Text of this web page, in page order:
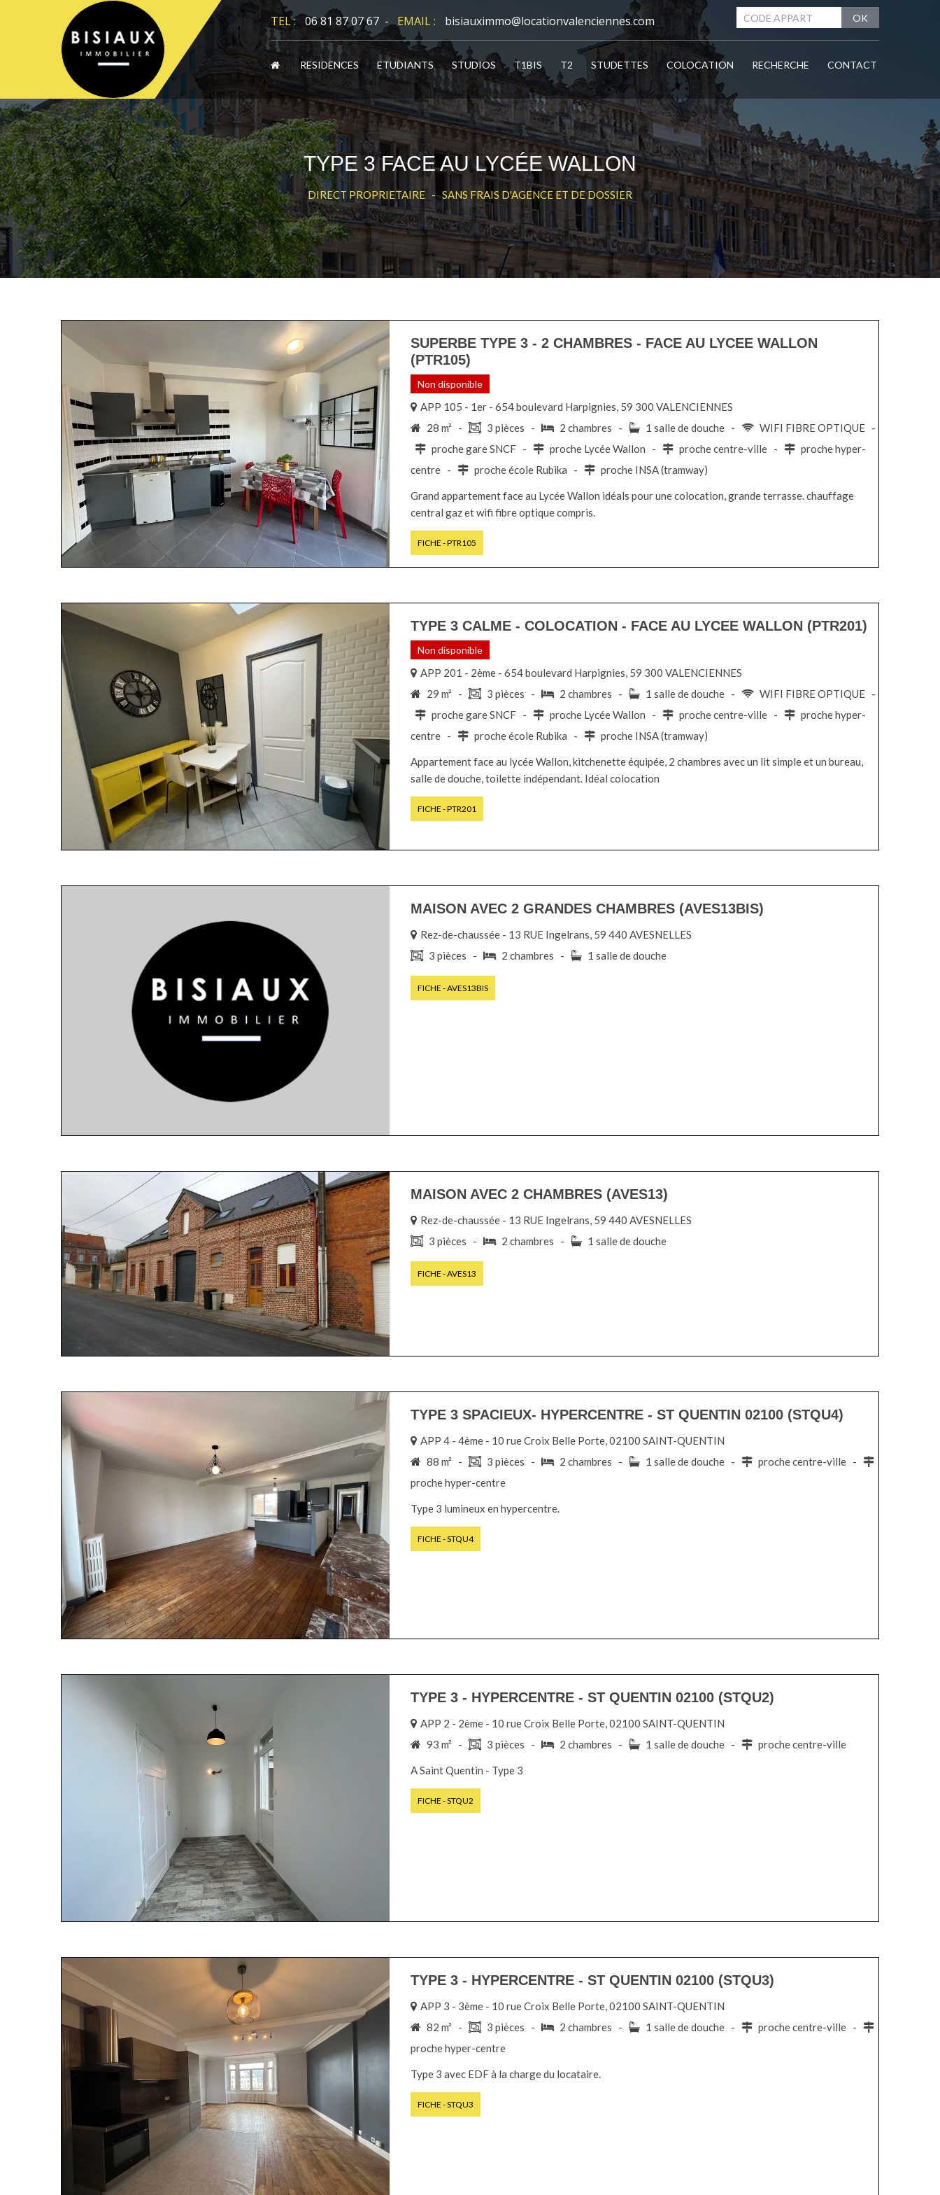
TEL : 06 81 87 07 67 - EMAIL : bisiauximmo@locationvalenciennes.com OK
RESIDENCES ETUDIANTS STUDIOS T1BIS T2 STUDETTES COLOCATION RECHERCHE CONTACT
TYPE 3 FACE AU LYCÉE WALLON
DIRECT PROPRIETAIRE - SANS FRAIS D'AGENCE ET DE DOSSIER
SUPERBE TYPE 3 - 2 CHAMBRES - FACE AU LYCEE WALLON
(PTR105)
Non disponible
APP 105 - 1er - 654 boulevard Harpignies, 59 300 VALENCIENNES
28 m² -
3 pièces - 2 chambres - 1 salle de douche -
WIFI FIBRE OPTIQUE -
proche gare SNCF -
proche Lycée Wallon - proche centre-ville -
proche hyper-
centre -
proche école Rubika - proche INSA (tramway)
Grand appartement face au Lycée Wallon idéals pour une colocation, grande terrasse. chauffage
central gaz et wifi fibre optique compris.
FICHE - PTR105
TYPE 3 CALME - COLOCATION - FACE AU LYCEE WALLON (PTR201)
Non disponible
APP 201 - 2ème - 654 boulevard Harpignies, 59 300 VALENCIENNES
29 m² -
3 pièces - 2 chambres - 1 salle de douche -
WIFI FIBRE OPTIQUE -
proche gare SNCF -
proche Lycée Wallon - proche centre-ville -
proche hyper-
centre -
proche école Rubika - proche INSA (tramway)
Appartement face au lycée Wallon, kitchenette équipée, 2 chambres avec un lit simple et un bureau,
salle de douche, toilette indépendant. Idéal colocation
FICHE - PTR201
MAISON AVEC 2 GRANDES CHAMBRES (AVES13BIS)
Rez-de-chaussée - 13 RUE Ingelrans, 59 440 AVESNELLES
3 pièces -
2 chambres - 1 salle de douche
FICHE - AVES13BIS
MAISON AVEC 2 CHAMBRES (AVES13)
Rez-de-chaussée - 13 RUE Ingelrans, 59 440 AVESNELLES
3 pièces -
2 chambres - 1 salle de douche
FICHE - AVES13
TYPE 3 SPACIEUX- HYPERCENTRE - ST QUENTIN 02100 (STQU4)
APP 4 - 4ème - 10 rue Croix Belle Porte, 02100 SAINT-QUENTIN
88 m² -
3 pièces - 2 chambres - 1 salle de douche -
proche centre-ville -
proche hyper-centre
Type 3 lumineux en hypercentre.
FICHE - STQU4
TYPE 3 - HYPERCENTRE - ST QUENTIN 02100 (STQU2)
APP 2 - 2ème - 10 rue Croix Belle Porte, 02100 SAINT-QUENTIN
93 m² -
3 pièces - 2 chambres - 1 salle de douche - proche centre-ville
A Saint Quentin - Type 3
FICHE - STQU2
TYPE 3 - HYPERCENTRE - ST QUENTIN 02100 (STQU3)
APP 3 - 3ème - 10 rue Croix Belle Porte, 02100 SAINT-QUENTIN
82 m² -
3 pièces - 2 chambres - 1 salle de douche -
proche centre-ville -
proche hyper-centre
Type 3 avec EDF à la charge du locataire.
FICHE - STQU3
Panneau de gestion des cookies